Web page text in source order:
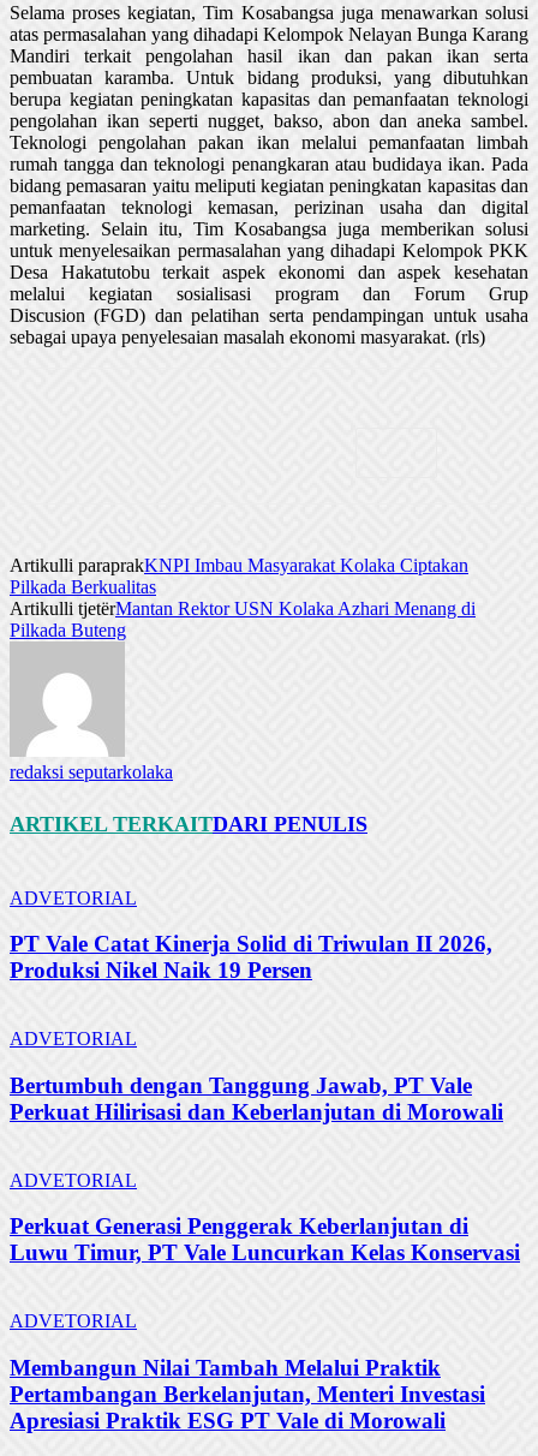
Selama proses kegiatan, Tim Kosabangsa juga menawarkan solusi
atas permasalahan yang dihadapi Kelompok Nelayan Bunga Karang
Mandiri terkait pengolahan hasil ikan dan pakan ikan serta
pembuatan karamba. Untuk bidang produksi, yang dibutuhkan
berupa kegiatan peningkatan kapasitas dan pemanfaatan teknologi
pengolahan ikan seperti nugget, bakso, abon dan aneka sambel.
Teknologi pengolahan pakan ikan melalui pemanfaatan limbah
rumah tangga dan teknologi penangkaran atau budidaya ikan. Pada
bidang pemasaran yaitu meliputi kegiatan peningkatan kapasitas dan
pemanfaatan teknologi kemasan, perizinan usaha dan digital
marketing. Selain itu, Tim Kosabangsa juga memberikan solusi
untuk menyelesaikan permasalahan yang dihadapi Kelompok PKK
Desa Hakatutobu terkait aspek ekonomi dan aspek kesehatan
melalui kegiatan sosialisasi program dan Forum Grup
Discusion (FGD) dan pelatihan serta pendampingan untuk usaha
sebagai upaya penyelesaian masalah ekonomi masyarakat. (rls)
Artikulli paraprakKNPI Imbau Masyarakat Kolaka Ciptakan
Pilkada Berkualitas
Artikulli tjetërMantan Rektor USN Kolaka Azhari Menang di
Pilkada Buteng
redaksi seputarkolaka
ARTIKEL TERKAITDARI PENULIS
ADVETORIAL
PT Vale Catat Kinerja Solid di Triwulan II 2026,
Produksi Nikel Naik 19 Persen
ADVETORIAL
Bertumbuh dengan Tanggung Jawab, PT Vale
Perkuat Hilirisasi dan Keberlanjutan di Morowali
ADVETORIAL
Perkuat Generasi Penggerak Keberlanjutan di
Luwu Timur, PT Vale Luncurkan Kelas Konservasi
ADVETORIAL
Membangun Nilai Tambah Melalui Praktik
Pertambangan Berkelanjutan, Menteri Investasi
Apresiasi Praktik ESG PT Vale di Morowali